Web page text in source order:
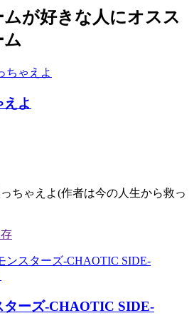
が好きな人にオスス
ム
よ
ちゃえよ(作者は今の人生から救っ
ターズ-CHAOTIC SIDE-